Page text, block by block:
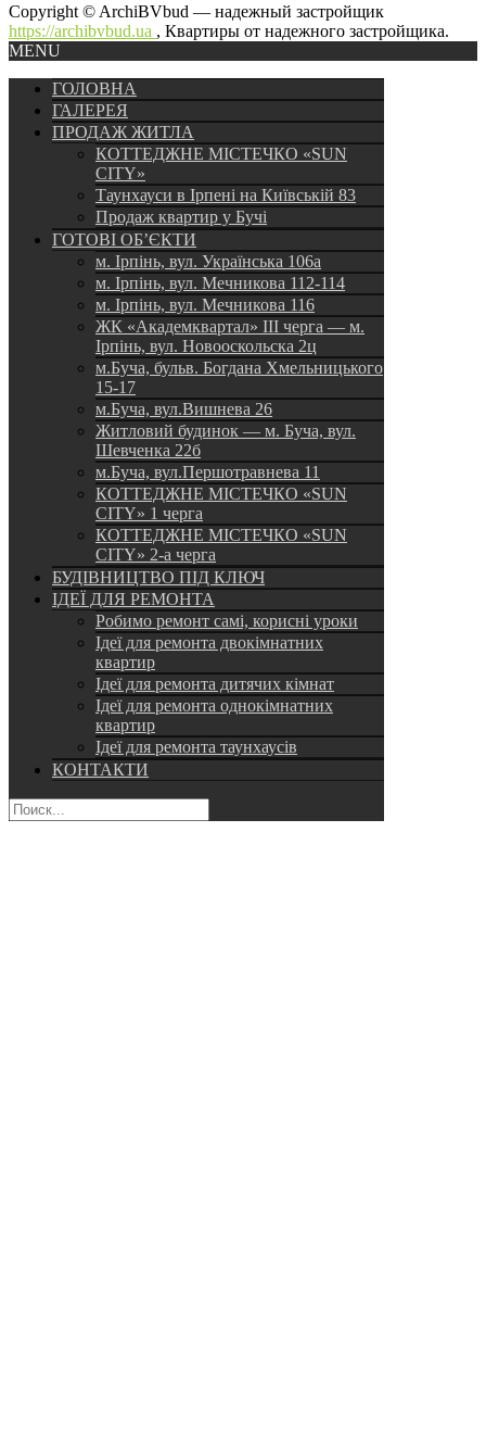
Copyright © ArchiBVbud — надежный застройщик
https://archibvbud.ua , Квартиры от надежного застройщика.
MENU
ГОЛОВНА
ГАЛЕРЕЯ
ПРОДАЖ ЖИТЛА
КОТТЕДЖНЕ МІСТЕЧКО «SUN
CITY»
Таунхауси в Ірпені на Київській 83
Продаж квартир у Бучі
ГОТОВІ ОБ’ЄКТИ
м. Ірпінь, вул. Українська 106а
м. Ірпінь, вул. Мечникова 112-114
м. Ірпінь, вул. Мечникова 116
ЖК «Академквартал» III черга — м.
Ірпінь, вул. Новооскольска 2ц
м.Буча, бульв. Богдана Хмельницького
15-17
м.Буча, вул.Вишнева 26
Житловий будинок — м. Буча, вул.
Шевченка 22б
м.Буча, вул.Першотравнева 11
КОТТЕДЖНЕ МІСТЕЧКО «SUN
CITY» 1 черга
КОТТЕДЖНЕ МІСТЕЧКО «SUN
CITY» 2-а черга
БУДІВНИЦТВО ПІД КЛЮЧ
ІДЕЇ ДЛЯ РЕМОНТА
Робимо ремонт самі, корисні уроки
Ідеї для ремонта двокімнатних
квартир
Ідеї для ремонта дитячих кімнат
Ідеї для ремонта однокімнатних
квартир
Ідеї для ремонта таунхаусів
КОНТАКТИ